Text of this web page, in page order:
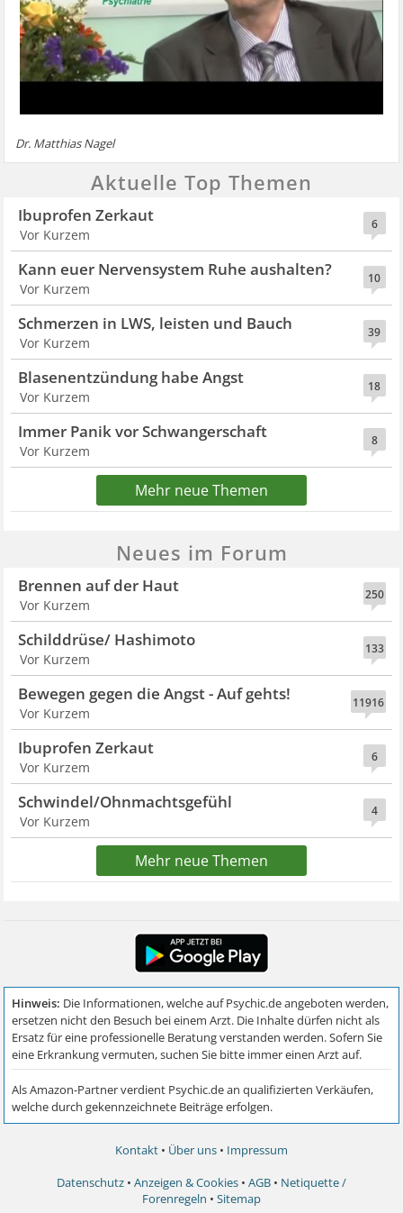
Dr. Matthias Nagel
Aktuelle Top Themen
6
Ibuprofen Zerkaut
Vor Kurzem
10
Kann euer Nervensystem Ruhe aushalten?
Vor Kurzem
39
Schmerzen in LWS, leisten und Bauch
Vor Kurzem
18
Blasenentzündung habe Angst
Vor Kurzem
8
Immer Panik vor Schwangerschaft
Vor Kurzem
Mehr neue Themen
Neues im Forum
250
Brennen auf der Haut
Vor Kurzem
133
Schilddrüse/ Hashimoto
Vor Kurzem
11916
Bewegen gegen die Angst - Auf gehts!
Vor Kurzem
6
Ibuprofen Zerkaut
Vor Kurzem
4
Schwindel/Ohnmachtsgefühl
Vor Kurzem
Mehr neue Themen
Kontakt • Über uns • Impressum
Datenschutz • Anzeigen & Cookies • AGB • Netiquette /
Forenregeln • Sitemap